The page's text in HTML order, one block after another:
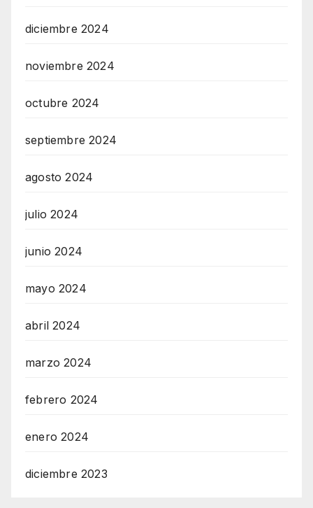
diciembre 2024
noviembre 2024
octubre 2024
septiembre 2024
agosto 2024
julio 2024
junio 2024
mayo 2024
abril 2024
marzo 2024
febrero 2024
enero 2024
diciembre 2023